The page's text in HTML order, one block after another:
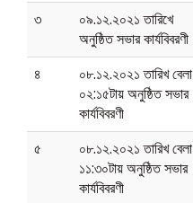
৩
০৯.১২.২০২১ তারিখে
অনুষ্ঠিত সভার কার্যবিবরণী
৪
০৮.১২.২০২১ তারিখ বেলা
০২:১৫টায় অনুষ্ঠিত সভার
কার্যবিবরণী
৫
০৮.১২.২০২১ তারিখ বেলা
১১:৩০টায় অনুষ্ঠিত সভার
কার্যবিবরণী